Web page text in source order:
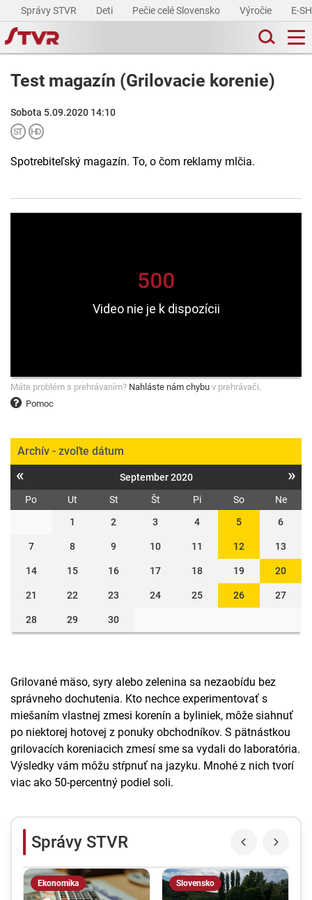
Správy STVR Deti Pečie celé Slovensko Výročie E-
Test magazín (Grilovacie korenie)
Sobota 5.09.2020 14:10
Spotrebiteľský magazín. To, o čom reklamy mlčia.
Pomoc
Máte problém s prehrávaním? Nahláste nám chybu v prehrávači.
Archív - zvoľte dátum
« September 2020 »
Po Ut St Št Pi So
Ne
1
2 3 4 5 6
7 8 9 10 11 12 13
14 15 16 17 18 19 20
21 22 23 24 25 26 27
28 29 30
Grilované mäso, syry alebo zelenina sa nezaobídu bez
správneho dochutenia. Kto nechce experimentovať s
miešaním vlastnej zmesi korenín a byliniek, môže siahnuť
po niektorej hotovej z ponuky obchodníkov. S pätnástkou
grilovacích koreniacich zmesí sme sa vydali do laboratória.
Výsledky vám môžu stŕpnuť na jazyku. Mnohé z nich tvorí
viac ako 50-percentný podiel soli.
Správy STVR
Ekonomika Slovensko